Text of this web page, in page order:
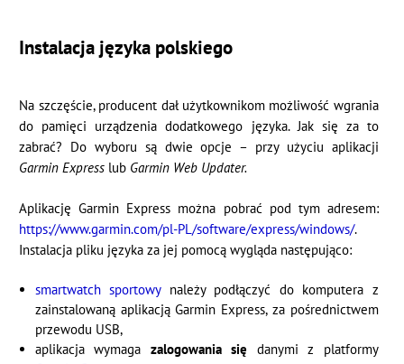
Instalacja języka polskiego
Na szczęście, producent dał użytkownikom możliwość wgrania
do pamięci urządzenia dodatkowego języka. Jak się za to
zabrać? Do wyboru są dwie opcje – przy użyciu aplikacji
Garmin Express lub Garmin Web Updater.
Aplikację Garmin Express można pobrać pod tym adresem:
https://www.garmin.com/pl-PL/software/express/windows/.
Instalacja pliku języka za jej pomocą wygląda następująco:
smartwatch sportowynależy podłączyć do komputera z
zainstalowaną aplikacją Garmin Express, za pośrednictwem
przewodu USB,
aplikacja wymaga zalogowania się danymi z platformy